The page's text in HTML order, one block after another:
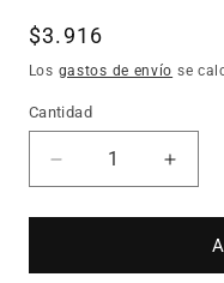
Precio
habitual
$3.916
Los gastos de envío se
Cantidad
Cantidad
Reducir
cantidad
para
Torno
para
Torno